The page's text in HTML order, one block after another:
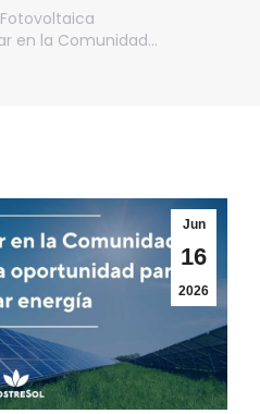
Fotovoltaica
en la Comunidad…
Jun
16
2026